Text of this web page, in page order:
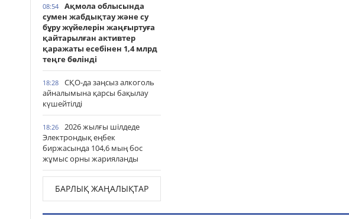
08:54
Ақмола облысында
сумен жабдықтау және су
бұру жүйелерін жаңғыртуға
қайтарылған активтер
қаражаты есебінен 1,4 млрд
теңге бөлінді
18:28
СҚО-да заңсыз алкоголь
айналымына қарсы бақылау
күшейтілді
18:26
2026 жылғы шілдеде
Электрондық еңбек
биржасында 104,6 мың бос
жұмыс орны жарияланды
БАРЛЫҚ ЖАҢАЛЫҚТАР